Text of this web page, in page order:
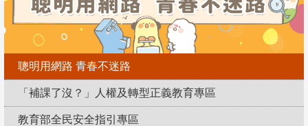
聰明用網路 青春不迷路
「補課了沒？」人權及轉型正義教育專區
教育部全民安全指引專區